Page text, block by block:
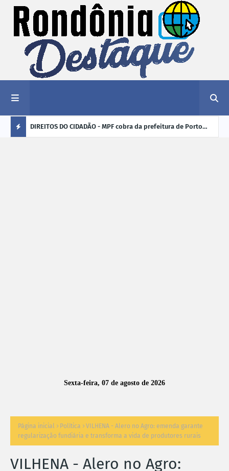
DIREITOS DO CIDADÃO - MPF cobra da prefeitura de Porto
Sexta-feira, 07 de agosto de 2026
Página inicial Política
VILHENA - Alero no Agro: emenda garante
regularização fundiária e transforma a vida de produtores rurais
VILHENA - Alero no Agro: